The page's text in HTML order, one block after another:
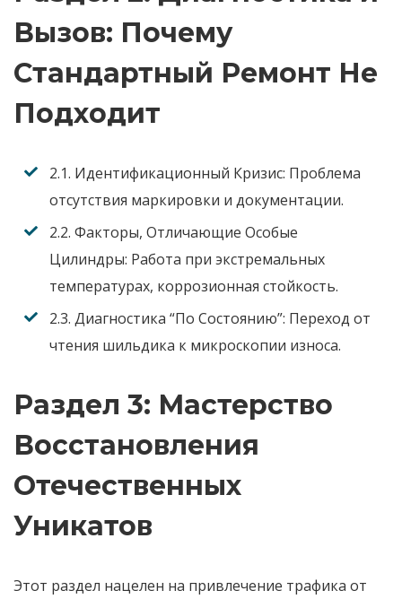
Вызов: Почему
Стандартный Ремонт Не
Подходит
2.1. Идентификационный Кризис: Проблема
отсутствия маркировки и документации.
2.2. Факторы, Отличающие Особые
Цилиндры: Работа при экстремальных
температурах, коррозионная стойкость.
2.3. Диагностика “По Состоянию”: Переход от
чтения шильдика к микроскопии износа.
Раздел 3: Мастерство
Восстановления
Отечественных
Уникатов
Этот раздел нацелен на привлечение трафика от